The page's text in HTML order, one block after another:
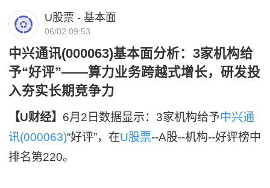
U股票 - 基本面
06/02 09:53
中兴通讯(000063)基本面分析：3家机构给
予“好评”——算力业务跨越式增长，研发投
入夯实长期竞争力
【U财经】 6月2日数据显示：3家机构给予中兴通
讯(000063)“好评”，在U股票--A股--机构--好评榜中
排名第220。